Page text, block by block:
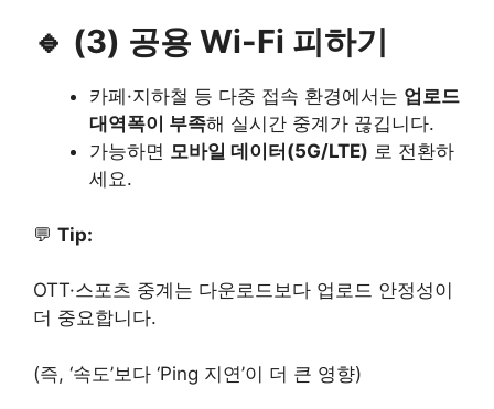
🔹 (3) 공용 Wi-Fi 피하기
카페·지하철 등 다중 접속 환경에서는 업로드
대역폭이 부족해 실시간 중계가 끊깁니다.
가능하면 모바일 데이터(5G/LTE) 로 전환하
세요.
💬 Tip:
OTT·스포츠 중계는 다운로드보다 업로드 안정성이
더 중요합니다.
(즉, ‘속도’보다 ‘Ping 지연’이 더 큰 영향)